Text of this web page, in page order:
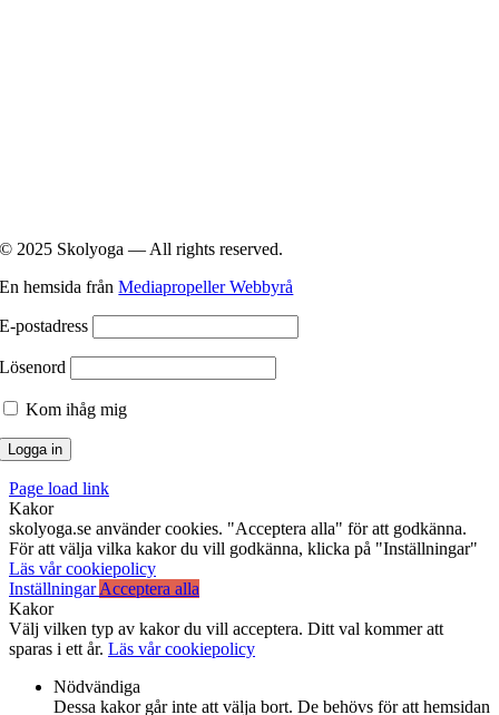
© 2025 Skolyoga — All rights reserved.
En hemsida frånMediapropeller Webbyrå
E-postadress
Lösenord
Kom ihåg mig
Page load link
Kakor
skolyoga.se använder cookies. "Acceptera alla" för att godkänna.
För att välja vilka kakor du vill godkänna, klicka på "Inställningar"
Läs vår cookiepolicy
InställningarAcceptera alla
Kakor
Välj vilken typ av kakor du vill acceptera. Ditt val kommer att
sparas i ett år. Läs vår cookiepolicy
Nödvändiga
Dessa kakor går inte att välja bort. De behövs för att hemsidan